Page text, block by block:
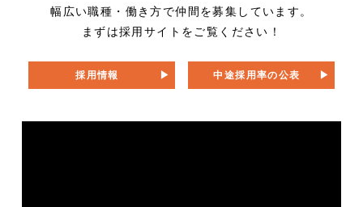
幅広い職種・働き方で仲間を募集しています。
まずは採用サイトをご覧ください！
採用情報 中途採用率の公表